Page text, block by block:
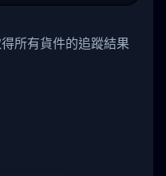
03-06 15:28:00",
"Shipment
"BEIJING-
所有貨件的追蹤結果